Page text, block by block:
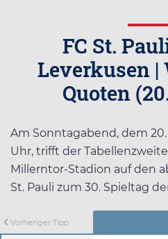
FC St.
Leverkusen |
Quoten
Am Sonntagabend, dem 20.
Uhr, trifft der
Millerntor-Stadion auf den
St. Pauli zum 30. Spieltag
Vorheriger Tipp